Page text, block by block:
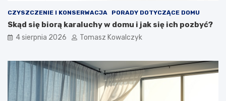
CZYSZCZENIE I KONSERWACJA PORADY DOTYCZĄCE DOMU
Skąd się biorą karaluchy w domu i jak się ich pozbyć?
4 sierpnia 2026 Tomasz Kowalczyk